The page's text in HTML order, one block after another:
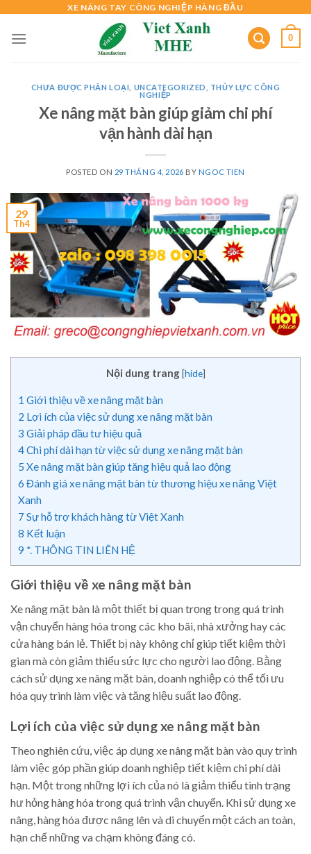
content
XE NÂNG TAY CÔNG NGHIỆP HÀNG ĐẦU
0
CHƯA ĐƯỢC PHÂN LOẠI UNCATEGORIZED
THỦY LỰC CÔNG
NGHIỆP
Xe nâng mặt bàn giúp giảm chi phí
vận hành dài hạn
POSTED ON 29 THÁNG 4, 2026 BY NGOC TIEN
29
Th4
Nội dung trang [hide]
1 Giới thiệu về xe nâng mặt bàn
2 Lợi ích của việc sử dụng xe nâng mặt bàn
3 Giải pháp đầu tư hiệu quả
4Chi phí dài hạn từ việc sử dụng xe nâng mặt bàn
5 Xe nâng mặt bàn giúp tăng hiệu quả lao động
6 Đánh giá xe nâng mặt bàn từ thương hiệu xe nâng Việt
Xanh
7 Sự hỗ trợ khách hàng từ Việt Xanh
8 Kết luận
9 *. THÔNG TIN LIÊN HỆ
Giới thiệu về xe nâng mặt bàn
Xe nâng mặt bàn là một thiết bị quan trọng trong quá trình
vận chuyển hàng hóa trong các kho bãi, nhà xưởng hay các
cửa hàng bán lẻ. Thiết bị này không chỉ giúp tiết kiệm thời
gian mà còn giảm thiểu sức lực cho người lao động. Bằng
cách sử dụng xe nâng mặt bàn, doanh nghiệp có thể tối ưu
hóa quy trình làm việc và tăng hiệu suất lao động.
Lợi ích của việc sử dụng xe nâng mặt bàn
Theo nghiên cứu, việc áp dụng xe nâng mặt bàn vào quy trình
làm việc góp phần giúp doanh nghiệp tiết kiệm chi phí dài
hạn. Một trong những lợi ích của nó là giảm thiểu tình trạng
hư hỏng hàng hóa trong quá trình vận chuyển. Khi sử dụng xe
nâng, hàng hóa được nâng lên và di chuyển một cách an toàn,
hạn chế những va chạm không đáng có.